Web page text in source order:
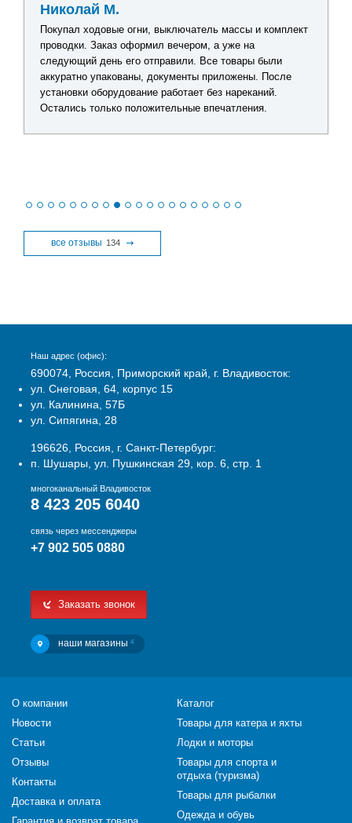
Павел Г.
Искал комплект оборудования для обновления
лодочной электрики. Получил подробную консультацию
по каждому товару, помогли подобрать оптимальное
решение без лишних затрат. Видно, что сотрудники
действительно разбираются в продукции. После
получения заказа все проверил - качество отличное,
все отзывы 134
Наш адрес (офис):
690074, Россия, Приморский край, г. Владивосток:
ул. Снеговая, 64, корпус 15
ул. Калинина, 57Б
ул. Сипягина, 28
196626, Россия, г. Санкт-Петербург:
п. Шушары, ул. Пушкинская 29, кор. 6, стр. 1
многоканальный Владивосток
8 423 205 6040
связь через мессенджеры
+7 902 505 0880
Заказать звонок
наши магазины 4
О компании
Новости
Статьи
Отзывы
Контакты
Доставка и оплата
Каталог
Товары для катера и яхты
Лодки и моторы
Товары для спорта и
отдыха (туризма)
Товары для рыбалки
Одежда и обувь